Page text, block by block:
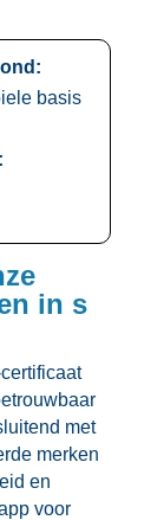
basis
in s
met
merken
en
voor